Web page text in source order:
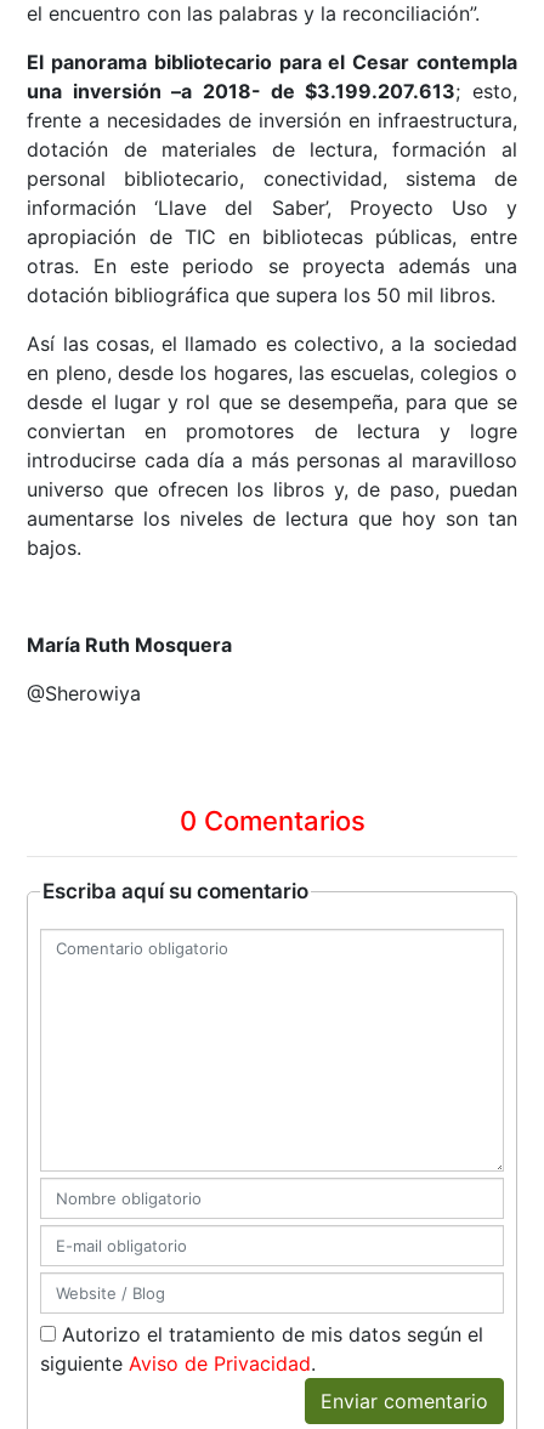
el encuentro con las palabras y la reconciliación”.
El panorama bibliotecario para el Cesar contempla
una inversión –a 2018- de $3.199.207.613; esto,
frente a necesidades de inversión en infraestructura,
dotación de materiales de lectura, formación al
personal bibliotecario, conectividad, sistema de
información ‘Llave del Saber’, Proyecto Uso y
apropiación de TIC en bibliotecas públicas, entre
otras. En este periodo se proyecta además una
dotación bibliográfica que supera los 50 mil libros.
Así las cosas, el llamado es colectivo, a la sociedad
en pleno, desde los hogares, las escuelas, colegios o
desde el lugar y rol que se desempeña, para que se
conviertan en promotores de lectura y logre
introducirse cada día a más personas al maravilloso
universo que ofrecen los libros y, de paso, puedan
aumentarse los niveles de lectura que hoy son tan
bajos.
María Ruth Mosquera
@Sherowiya
0 Comentarios
Escriba aquí su comentario
Autorizo el tratamiento de mis datos según el
siguienteAviso de Privacidad.
Enviar comentario